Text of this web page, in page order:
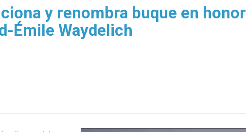
y renombra buque en honor
Émile Waydelich